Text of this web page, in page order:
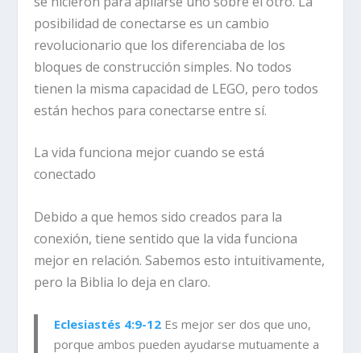
posibilidad de conectarse es un cambio
revolucionario que los diferenciaba de los
bloques de construcción simples. No todos
tienen la misma capacidad de LEGO, pero todos
están hechos para conectarse entre sí.
La vida funciona mejor cuando se está
conectado
Debido a que hemos sido creados para la
conexión, tiene sentido que la vida funciona
mejor en relación. Sabemos esto intuitivamente,
pero la Biblia lo deja en claro.
Eclesiastés 4:9-12 Es mejor ser dos que uno,
porque ambos pueden ayudarse mutuamente a